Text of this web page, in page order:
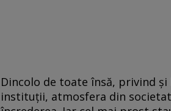
Dincolo de toate însă, privind
instituţii, atmosfera din